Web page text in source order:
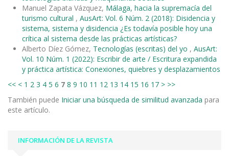
Manuel Zapata Vázquez, Málaga, hacia la supremacía del
turismo cultural , AusArt: Vol. 6 Núm. 2 (2018): Disidencia y
sistema, sistema y disidencia ¿Es todavía posible hoy una
crítica al sistema desde las prácticas artísticas?
Alberto Díez Gómez, Tecnologías (escritas) del yo , AusArt:
Vol. 10 Núm. 1 (2022): Escribir de arte / Escritura expandida
y práctica artística: Conexiones, quiebres y desplazamientos
<< < 1 2 3 4 5 6 7 8 9 10 11 12 13 14 15 16 17 > >>
También puede Iniciar una búsqueda de similitud avanzada para
este artículo.
INFORMACIÓN DE LA REVISTA